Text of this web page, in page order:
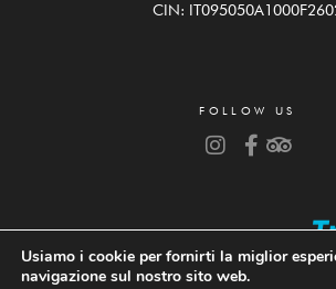
CIN:
FOLLOW US
Usiamo i cookie per fornirti la miglior
navigazione sul nostro sito web.